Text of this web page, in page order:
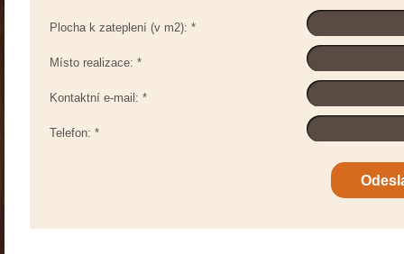
Plocha k zateplení (v m2): *
Místo realizace: *
Kontaktní e-mail: *
Telefon: *